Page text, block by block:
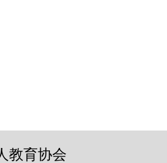
教育协会